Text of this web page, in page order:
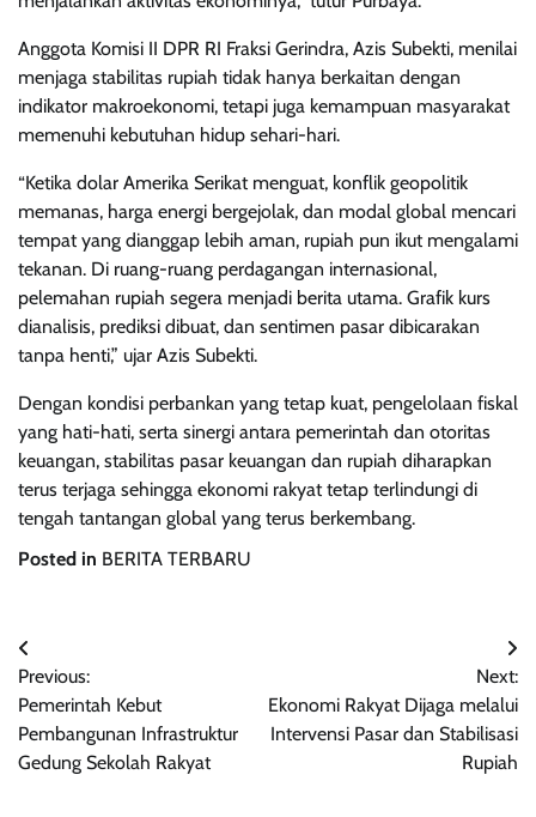
Anggota Komisi II DPR RI Fraksi Gerindra, Azis Subekti, menilai
menjaga stabilitas rupiah tidak hanya berkaitan dengan
indikator makroekonomi, tetapi juga kemampuan masyarakat
memenuhi kebutuhan hidup sehari-hari.
“Ketika dolar Amerika Serikat menguat, konflik geopolitik
memanas, harga energi bergejolak, dan modal global mencari
tempat yang dianggap lebih aman, rupiah pun ikut mengalami
tekanan. Di ruang-ruang perdagangan internasional,
pelemahan rupiah segera menjadi berita utama. Grafik kurs
dianalisis, prediksi dibuat, dan sentimen pasar dibicarakan
tanpa henti,” ujar Azis Subekti.
Dengan kondisi perbankan yang tetap kuat, pengelolaan fiskal
yang hati-hati, serta sinergi antara pemerintah dan otoritas
keuangan, stabilitas pasar keuangan dan rupiah diharapkan
terus terjaga sehingga ekonomi rakyat tetap terlindungi di
tengah tantangan global yang terus berkembang.
Posted in BERITA TERBARU
Navigasi
pos
Previous:
Pemerintah Kebut
Pembangunan Infrastruktur
Gedung Sekolah Rakyat
Next:
Ekonomi Rakyat Dijaga melalui
Intervensi Pasar dan Stabilisasi
Rupiah